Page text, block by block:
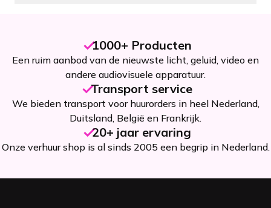
1000+ Producten
Een ruim aanbod van de nieuwste licht, geluid, video en
andere audiovisuele apparatuur.
Transport service
We bieden transport voor huurorders in heel Nederland,
Duitsland, België en Frankrijk.
20+ jaar ervaring
Onze verhuur shop is al sinds 2005 een begrip in Nederland.